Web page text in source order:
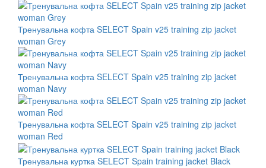
Тренувальна кофта SELECT Spain v25 training zip jacket
woman Grey
Тренувальна кофта SELECT Spain v25 training zip jacket
woman Navy
Тренувальна кофта SELECT Spain v25 training zip jacket
woman Red
Тренувальна куртка SELECT Spain training jacket Black